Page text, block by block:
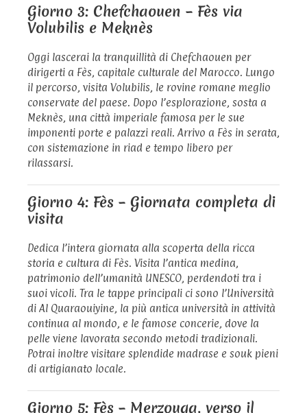
Giorno 3: Chefchaouen – Fès via
Volubilis e Meknès
Oggi lascerai la tranquillità di Chefchaouen per
dirigerti a Fès, capitale culturale del Marocco. Lungo
il percorso, visita Volubilis, le rovine romane meglio
conservate del paese. Dopo l’esplorazione, sosta a
Meknès, una città imperiale famosa per le sue
imponenti porte e palazzi reali. Arrivo a Fès in serata,
con sistemazione in riad e tempo libero per
rilassarsi.
Giorno 4: Fès – Giornata completa di
visita
Dedica l’intera giornata alla scoperta della ricca
storia e cultura di Fès. Visita l’antica medina,
patrimonio dell’umanità UNESCO, perdendoti tra i
suoi vicoli. Tra le tappe principali ci sono l’Università
di Al Quaraouiyine, la più antica università in attività
continua al mondo, e le famose concerie, dove la
pelle viene lavorata secondo metodi tradizionali.
Potrai inoltre visitare splendide madrase e souk pieni
di artigianato locale.
Giorno 5: Fès – Merzouga, verso il